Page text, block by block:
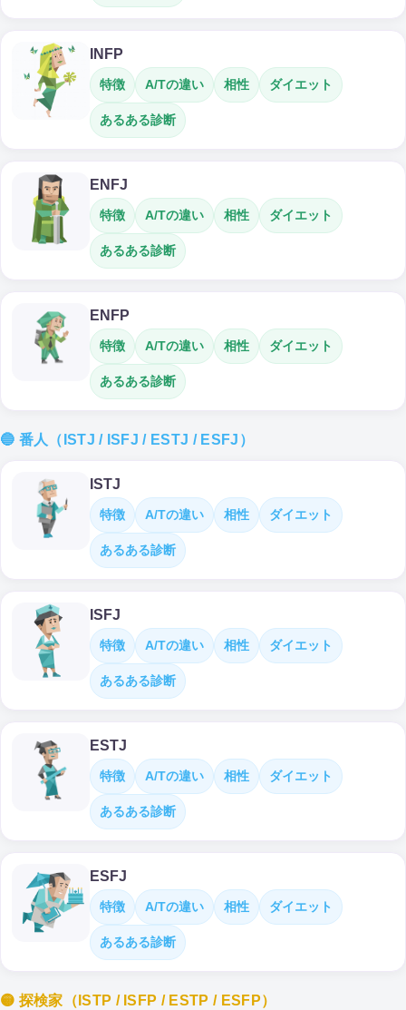
INFP
特徴 A/Tの違い 相性 ダイエット
あるある診断
ENFJ
特徴 A/Tの違い 相性 ダイエット
あるある診断
ENFP
特徴 A/Tの違い 相性 ダイエット
あるある診断
🔵 番人（ISTJ / ISFJ / ESTJ / ESFJ）
ISTJ
特徴 A/Tの違い 相性 ダイエット
あるある診断
ISFJ
特徴 A/Tの違い 相性 ダイエット
あるある診断
ESTJ
特徴 A/Tの違い 相性 ダイエット
あるある診断
ESFJ
特徴 A/Tの違い 相性 ダイエット
あるある診断
🟡 探検家（ISTP / ISFP / ESTP / ESFP）